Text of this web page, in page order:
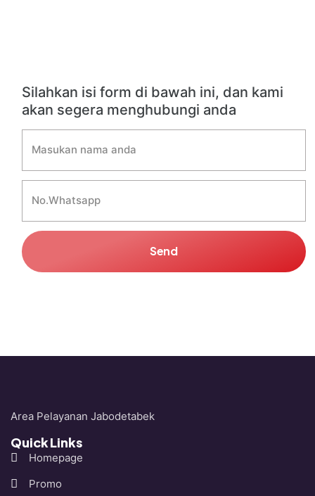
Silahkan isi form di bawah ini, dan kami
akan segera menghubungi anda
Send
Area Pelayanan Jabodetabek
Quick Links
Homepage
Promo